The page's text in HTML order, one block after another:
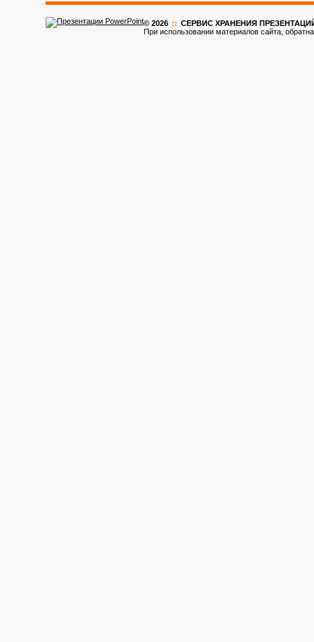
© 2026 :: CЕРВИС ХРАНЕНИЯ ПРЕЗЕНТАЦИЙ
При использовании материалов сайта,